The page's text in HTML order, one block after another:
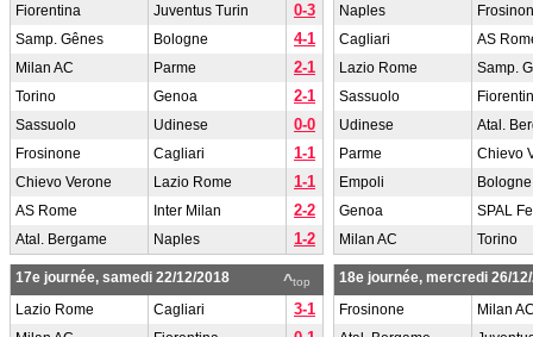
Fiorentina Juventus Turin 0-3
Samp. Gênes Bologne 4-1
Milan AC Parme 2-1
Torino Genoa 2-1
Sassuolo Udinese 0-0
Frosinone Cagliari 1-1
Chievo Verone Lazio Rome 1-1
AS Rome Inter Milan 2-2
Atal. Bergame Naples 1-2
Naples
Cagliari
AS
Lazio Rome
Samp.
Sassuolo
Udinese
Atal.
Parme
Chievo
Empoli
Bologne
Genoa
SPAL
Milan AC
Torino
^top
17e journée, samedi 22/12/2018
Lazio Rome
Cagliari 3-1
18e journée, mercredi 26/
Frosinone
Milan